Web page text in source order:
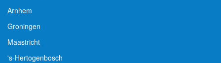
Arnhem
Groningen
Maastricht
's-Hertogenbosch